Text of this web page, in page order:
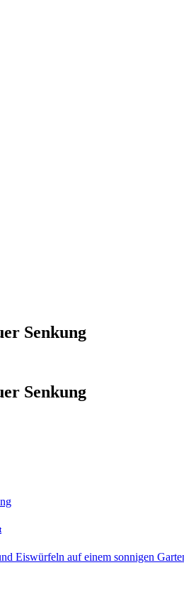
Senkung
Senkung